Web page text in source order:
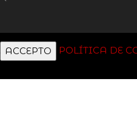
ACCEPTO POLÍTICA DE